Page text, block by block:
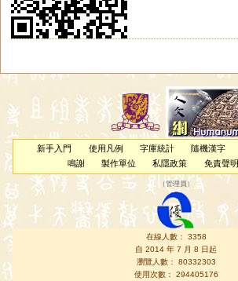
新手入門 使用凡例 字庫統計 隨機漢字
鳴謝
製作單位 私隱政策 免責聲明
（管理員 ）
在線人數： 3358
自 2014 年 7 月 8 日起
瀏覽人數： 80332303
使用次數： 294405176